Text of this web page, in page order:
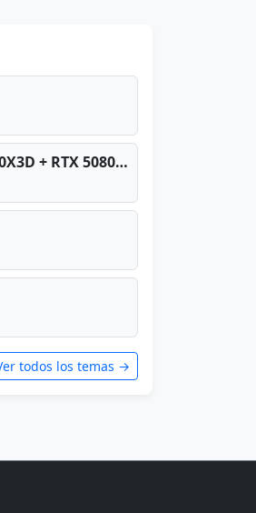
PC TOP en tiempos de Crisis DDR5 + 9800X3D + RTX 5080 [2026][2400€]
todos los temas →